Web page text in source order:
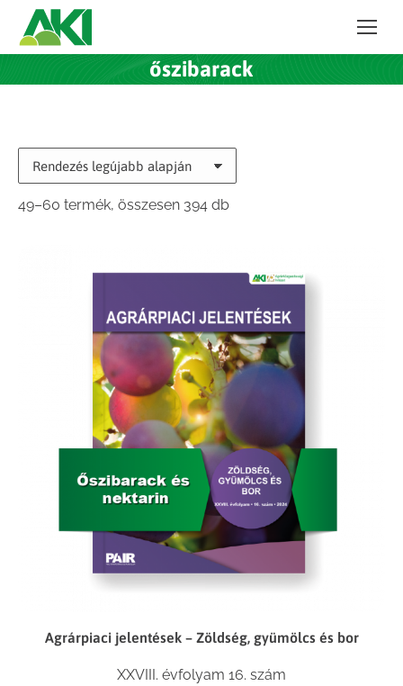
őszibarack
49–60 termék, összesen 394 dbSorted
Agrárpiaci jelentések – Zöldség, gyümölcs és bor
XXVIII. évfolyam 16. szám